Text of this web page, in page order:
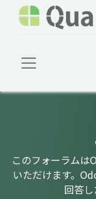
このフォーラムは
いただけます。
回答し